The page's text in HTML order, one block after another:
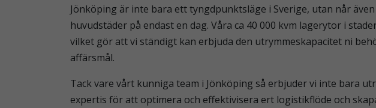
Jönköping är inte bara ett tyngdpunktsläge i Sverige, utan når
huvudstäder på endast en dag. Våra ca 40 000 kvm lagerytor i
vilket gör att vi ständigt kan erbjuda den utrymmeskapacitet ni
affärsmål.
Tack vare vårt kunniga team i Jönköping så erbjuder vi inte bara
expertis för att optimera och effektivisera ert logistikflöde och